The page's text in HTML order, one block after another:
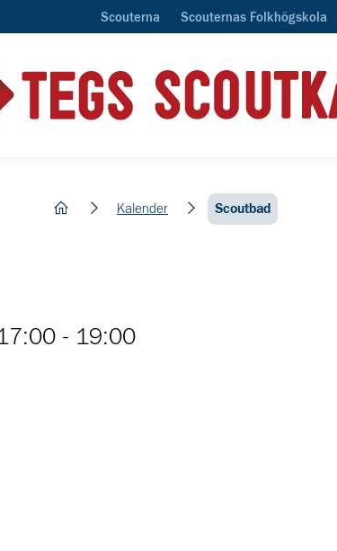
Scouterna Scouternas Folkhögskola
hem Kalender Scoutbad
- 19:00